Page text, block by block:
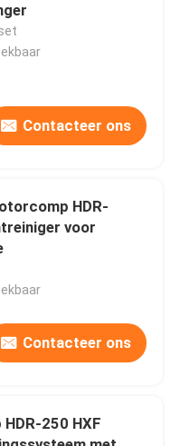
Contacteer ons
HDR-
voor
Contacteer ons
250 HXF